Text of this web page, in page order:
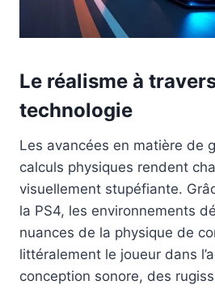
Le réalisme à
technologie
Les avancées en matière de
calculs physiques rendent
visuellement stupéfiante.
la PS4, les environnements
nuances de la physique de
littéralement le joueur dans
conception sonore, des